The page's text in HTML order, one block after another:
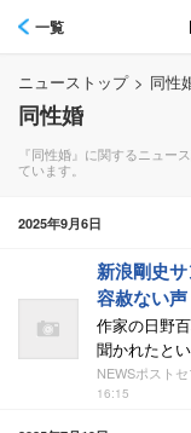
一覧
ニューストップ > 同性
同性婚
『同性婚』に関するニュー
ています。
2025年9月6日
新浪剛史
容赦ない声
作家の日野
聞かれたと
NEWSポスト
16:15